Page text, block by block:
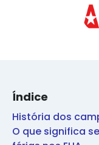
Índice
História dos
O que significa